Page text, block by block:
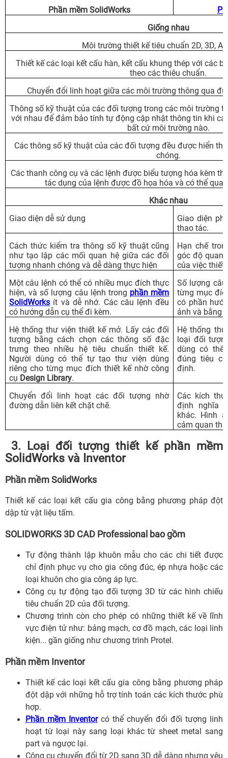
Phần mềm SolidWorks
Giống nhau
Môi trường thiết kế tiêu chuẩn 2D, 3D,
Thiết kế các loại kết cấu hàn, kết cấu khung thép với các
theo các thiêu chuẩn.
Chuyển đổi linh hoạt giữa các môi trường thông qua
Thông số kỹ thuật của các đối tượng trong các môi trường
với nhau để đảm bảo tính tự động cập nhật thông tin khi
bất cứ môi trường nào.
Các thông số kỹ thuật của các đối tượng đều được hiển
chóng.
Các thanh công cụ và các lệnh được biểu tượng hóa kèm
tác dụng của lệnh được đồ họa hóa và có thể
Khác nhau
Giao diện dễ sử dụng
Giao diện
thao tác.
Cách thức kiểm tra thông số kỹ thuật cũng
như tạo lập các mối quan hệ giữa các đối
tượng nhanh chóng và dễ dàng thực hiện
Hạn chế
góc độ quan
của việc thiết
Một câu lệnh có thể có nhiều mục đích thực
hiện, và số lượng câu lệnh trong phần mềm
SolidWorksít và dễ nhớ. Các câu lệnh đều
có hướng dẫn cụ thể đi kèm.
Số lượng
từng mục
có phần
ảnh và bằng
Hệ thống thư viện thiết kế mở. Lấy các đối
tượng bằng cách chọn các thông số đặc
trưng theo nhiều hệ tiêu chuẩn thiết kế.
Người dùng có thể tự tạo thư viện dùng
riêng cho từng mục đích thiết kế nhờ công
cụ Design Library.
Hệ thống
loại đối
dùng có
đúng tiêu
định.
Chuyển đổi linh hoạt các đối tượng nhờ
đường dẫn liên kết chặt chẽ.
Các kích
định nghĩa
khác. Hình
cảm quan
3.
Loại đối tượng thiết kế phần mềm
SolidWorks và Inventor
Phần mềm SolidWorks
Thiết kế các loại kết cấu gia công bằng phương pháp đột
dập từ vật liệu tấm.
SOLIDWORKS 3D CAD Professional bao gồm
Tự động thành lập khuôn mẫu cho các chi tiết được
chỉ định phục vụ cho gia công đúc, ép nhựa hoặc các
loại khuôn cho gia công áp lực.
Công cụ tự động tạo đối tượng 3D từ các hình chiếu
tiêu chuẩn 2D của đối tượng.
Chương trình còn cho phép có những thiết kế về lĩnh
vực điện tử như: bảng mạch, cơ đồ mạch, các loại linh
kiện... gần giống như chương trình Protel.
Phần mềm Inventor
Thiết kế các loại kết cấu gia công bằng phương pháp
đột dập với những hỗ trợ tính toán các kích thước phù
hợp.
Phần mềm Inventorcó thể chuyển đổi đối tượng linh
hoạt từ loại này sang loại khác từ sheet metal sang
part và ngược lại.
Công cụ chuyển đổi từ 2D sang 3D dễ dàng nhưng yêu